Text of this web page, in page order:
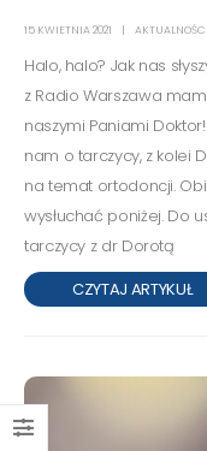
15 KWIETNIA 2021 AKTUALNOŚCI
Halo, halo? Jak nas
z Radio Warszawa
naszymi Paniami
nam o tarczycy, z kolei
na temat ortodoncji.
wysłuchać poniżej. Do
tarczycy z dr Dorotą
CZYTAJ ARTYKUŁ